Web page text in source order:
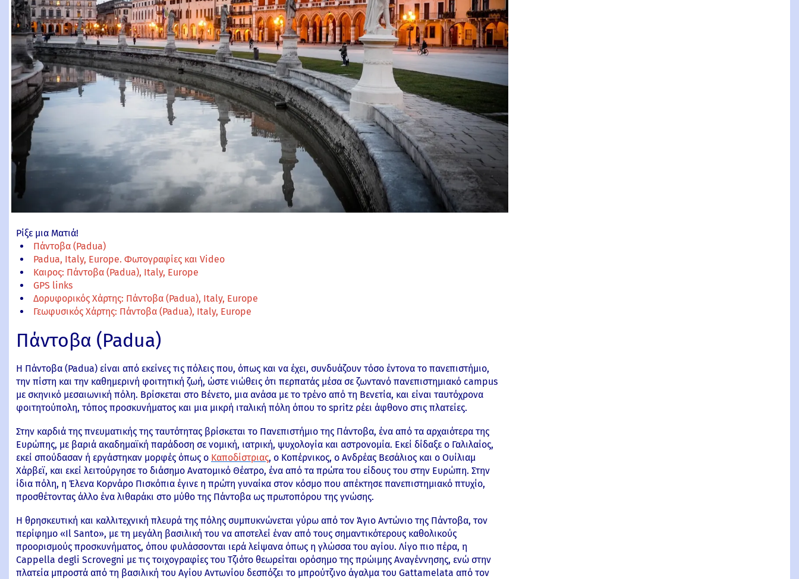
Ρίξε μια Ματιά!
Πάντοβα (Padua)
Padua, Italy, Europe. Φωτογραφίες και Video
Καιρος: Πάντοβα (Padua), Italy, Europe
GPS links
Δορυφορικός Χάρτης: Πάντοβα (Padua), Italy, Europe
Γεωφυσικός Χάρτης: Πάντοβα (Padua), Italy, Europe
Πάντοβα (Padua)
Η Πάντοβα (Padua) είναι από εκείνες τις πόλεις που, όπως και να έχει, συνδυάζουν τόσο έντονα το πανεπιστήμιο,
την πίστη και την καθημερινή φοιτητική ζωή, ώστε νιώθεις ότι περπατάς μέσα σε ζωντανό πανεπιστημιακό campus
με σκηνικό μεσαιωνική πόλη. Βρίσκεται στο Βένετο, μια ανάσα με το τρένο από τη Βενετία, και είναι ταυτόχρονα
φοιτητούπολη, τόπος προσκυνήματος και μια μικρή ιταλική πόλη όπου το spritz ρέει άφθονο στις πλατείες.
Στην καρδιά της πνευματικής της ταυτότητας βρίσκεται το Πανεπιστήμιο της Πάντοβα, ένα από τα αρχαιότερα της
Ευρώπης, με βαριά ακαδημαϊκή παράδοση σε νομική, ιατρική, ψυχολογία και αστρονομία. Εκεί δίδαξε ο Γαλιλαίος,
εκεί σπούδασαν ή εργάστηκαν μορφές όπως ο Καποδίστριας, ο Κοπέρνικος, ο Ανδρέας Βεσάλιος και ο Ουίλιαμ
Χάρβεϊ, και εκεί λειτούργησε το διάσημο Ανατομικό Θέατρο, ένα από τα πρώτα του είδους του στην Ευρώπη. Στην
ίδια πόλη, η Έλενα Κορνάρο Πισκόπια έγινε η πρώτη γυναίκα στον κόσμο που απέκτησε πανεπιστημιακό πτυχίο,
προσθέτοντας άλλο ένα λιθαράκι στο μύθο της Πάντοβα ως πρωτοπόρου της γνώσης.
Η θρησκευτική και καλλιτεχνική πλευρά της πόλης συμπυκνώνεται γύρω από τον Άγιο Αντώνιο της Πάντοβα, τον
περίφημο «Il Santo», με τη μεγάλη βασιλική του να αποτελεί έναν από τους σημαντικότερους καθολικούς
προορισμούς προσκυνήματος, όπου φυλάσσονται ιερά λείψανα όπως η γλώσσα του αγίου. Λίγο πιο πέρα, η
Cappella degli Scrovegni με τις τοιχογραφίες του Τζιότο θεωρείται ορόσημο της πρώιμης Αναγέννησης, ενώ στην
πλατεία μπροστά από τη βασιλική του Αγίου Αντωνίου δεσπόζει το μπρούτζινο άγαλμα του Gattamelata από τον